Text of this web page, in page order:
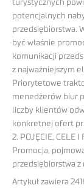
turystycznych
potencjalnych
przedsiębiorstwa.
być właśnie
komunikacji
z najważniejszym
Priorytetowe
menedżerów biur
liczby klientów
konkretnej ofert
2. POJĘCIE, CELE I
Promocja,
przedsiębiorstwa z
Artykuł zawiera